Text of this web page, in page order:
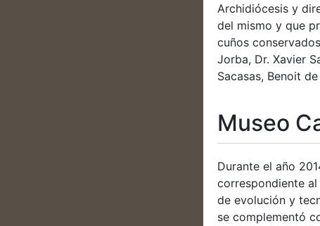
Archidiócesis y
del mismo y que
cuños
Jorba, Dr. Xavier
Sacasas, Benoit
Museo
Durante el año
correspondiente al
de evolución y
se complementó